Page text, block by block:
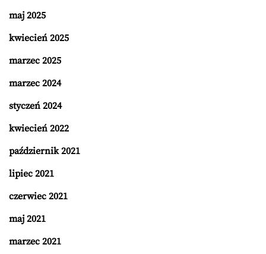
maj 2025
kwiecień 2025
marzec 2025
marzec 2024
styczeń 2024
kwiecień 2022
październik 2021
lipiec 2021
czerwiec 2021
maj 2021
marzec 2021